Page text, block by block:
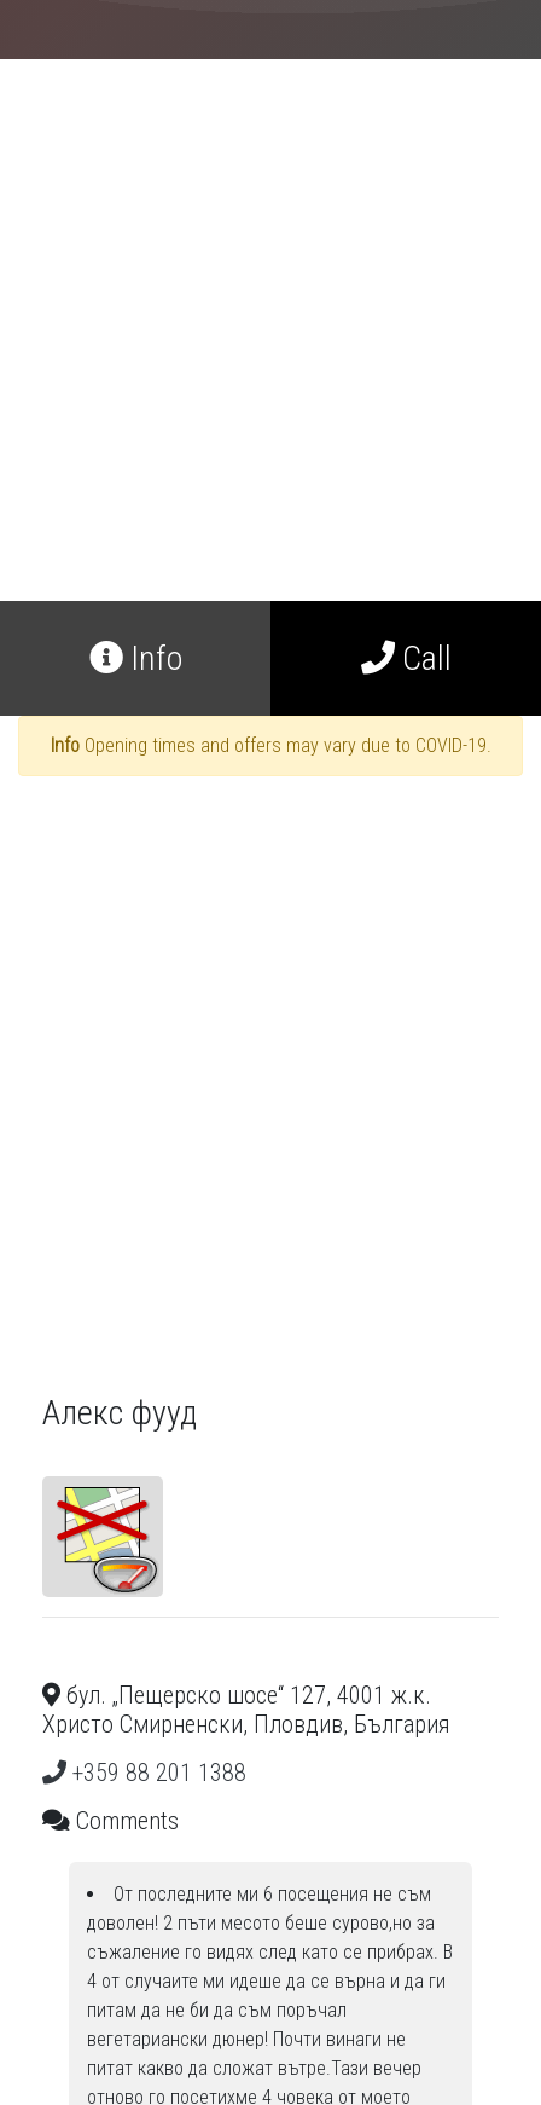
Info Call
InfoOpening times and offers may vary due to COVID-19.
Алекс фууд
бул. „Пещерско шосе“ 127, 4001 ж.к.
Христо Смирненски, Пловдив, България
+359 88 201 1388
Comments
От последните ми 6 посещения не съм
доволен! 2 пъти месото беше сурово,но за
съжаление го видях след като се прибрах. В
4 от случаите ми идеше да се върна и да ги
питам да не би да съм поръчал
вегетариански дюнер! Почти винаги не
питат какво да сложат вътре.Тази вечер
отново го посетихме 4 човека от моето